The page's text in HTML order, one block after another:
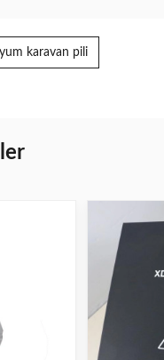
karavan pili